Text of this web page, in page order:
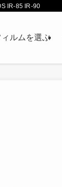
IR-85 IR-90
ィルムを選ぶ